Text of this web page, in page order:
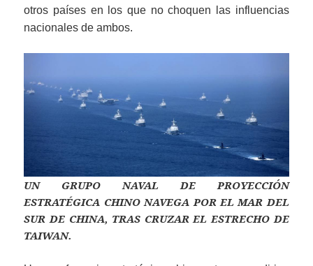
otros países en los que no choquen las influencias
nacionales de ambos.
UN GRUPO NAVAL DE PROYECCIÓN
ESTRATÉGICA CHINO NAVEGA POR EL MAR DEL
SUR DE CHINA, TRAS CRUZAR EL ESTRECHO DE
TAIWAN.